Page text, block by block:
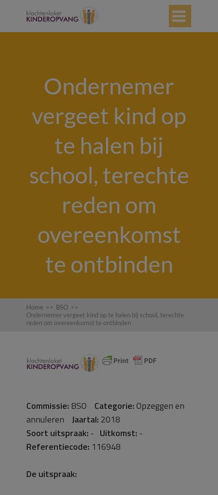

Ondernemer
vergeet kind op
te halen bij
school, terechte
reden om
overeenkomst
te ontbinden
Home >> BSO >>
Ondernemer vergeet kind op te halen bij school, terechte
reden om overeenkomst te ontbinden
Commissie: BSO Categorie:Opzeggen en
annuleren Jaartal: 2018
Soort uitspraak: - Uitkomst: -
Referentiecode: 116948
De uitspraak: